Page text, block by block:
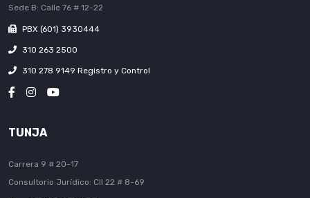
Sede B: Calle 76 # 12-22
PBX (601) 3930444
310 263 2500
310 278 9149 Registro y Control
TUNJA
Carrera 9 # 20-17
Consultorio Jurídico: Cll 22 # 8-69